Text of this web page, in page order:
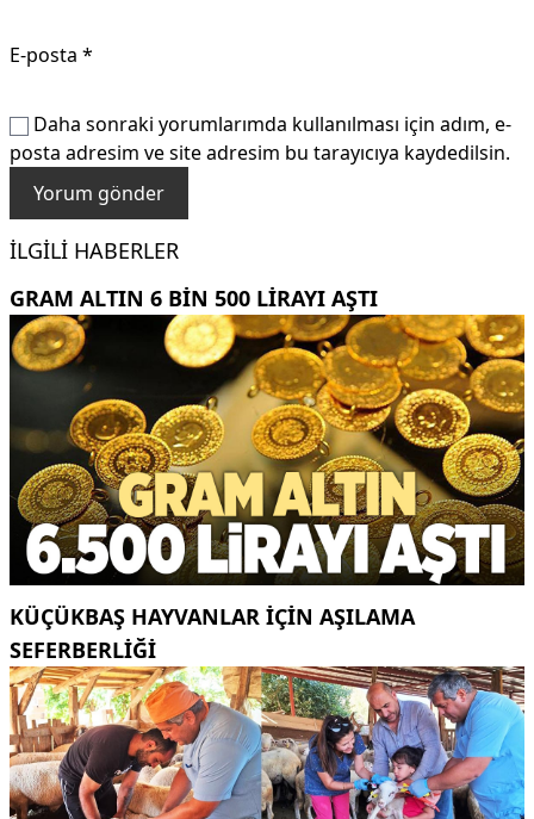
E-posta *
Daha sonraki yorumlarımda kullanılması için adım, e-
posta adresim ve site adresim bu tarayıcıya kaydedilsin.
İLGILI HABERLER
GRAM ALTIN 6 BIN 500 LIRAYI AŞTI
KÜÇÜKBAŞ HAYVANLAR İÇİN AŞILAMA
SEFERBERLİĞİ